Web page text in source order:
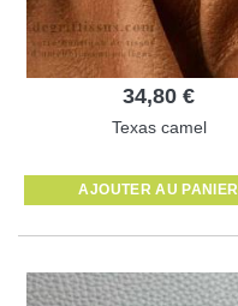
34,80 €
Texas camel
AJOUTER AU PANIER